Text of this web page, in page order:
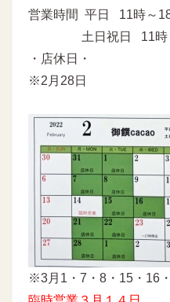
営業時間 平日 11時～
土日祝日 11時
・店休日・
※2月28日
※3月1・7・8・15・16